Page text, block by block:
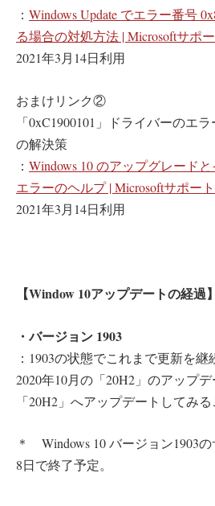
： Windows Update でエラー番号
る場合の対処方法 | Microsoftサポ
2021年3月14日利用
おまけリンク②
「0xC1900101」ドライバーのエラ
の解決策
： Windows 10 のアップグレード
エラーのヘルプ | Microsoftサポート
2021年3月14日利用
【Window 10アップデートの経過】
・バージョン 1903
：1903の状態でこれまで更新を
2020年10月の「20H2」のアップ
「20H2」へアップデートしてみる
＊ Windows 10 バージョン1903
8日で終了予定。